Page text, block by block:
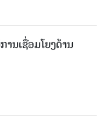
ານເຊື່ອມໂຍງດ້ານ